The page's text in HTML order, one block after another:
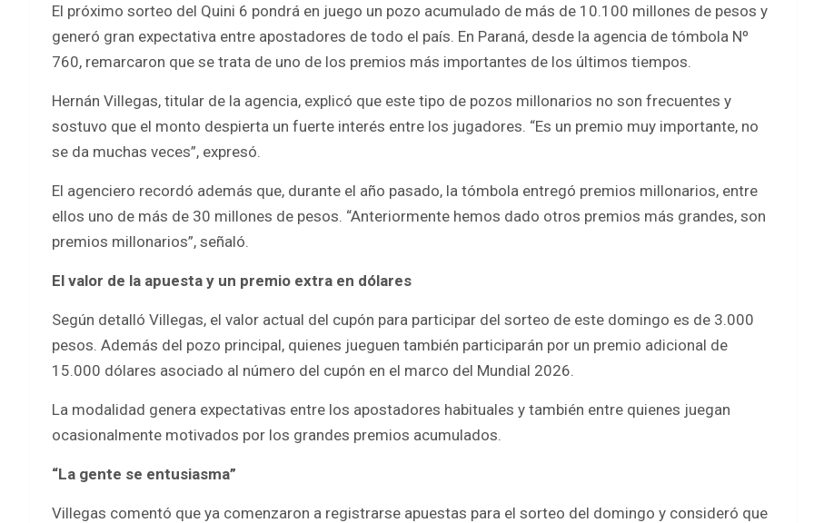
ce
b
o
k
tt
er
at
s
A
p
p
ar
e
El próximo sorteo del Quini 6 pondrá en juego un pozo acumulado de más de 10.100 millones de pesos y
generó gran expectativa entre apostadores de todo el país. En Paraná, desde la agencia de tómbola Nº
760, remarcaron que se trata de uno de los premios más importantes de los últimos tiempos.
Hernán Villegas, titular de la agencia, explicó que este tipo de pozos millonarios no son frecuentes y
sostuvo que el monto despierta un fuerte interés entre los jugadores. “Es un premio muy importante, no
se da muchas veces”, expresó.
El agenciero recordó además que, durante el año pasado, la tómbola entregó premios millonarios, entre
ellos uno de más de 30 millones de pesos. “Anteriormente hemos dado otros premios más grandes, son
premios millonarios”, señaló.
El valor de la apuesta y un premio extra en dólares
Según detalló Villegas, el valor actual del cupón para participar del sorteo de este domingo es de 3.000
pesos. Además del pozo principal, quienes jueguen también participarán por un premio adicional de
15.000 dólares asociado al número del cupón en el marco del Mundial 2026.
La modalidad genera expectativas entre los apostadores habituales y también entre quienes juegan
ocasionalmente motivados por los grandes premios acumulados.
“La gente se entusiasma”
Villegas comentó que ya comenzaron a registrarse apuestas para el sorteo del domingo y consideró que